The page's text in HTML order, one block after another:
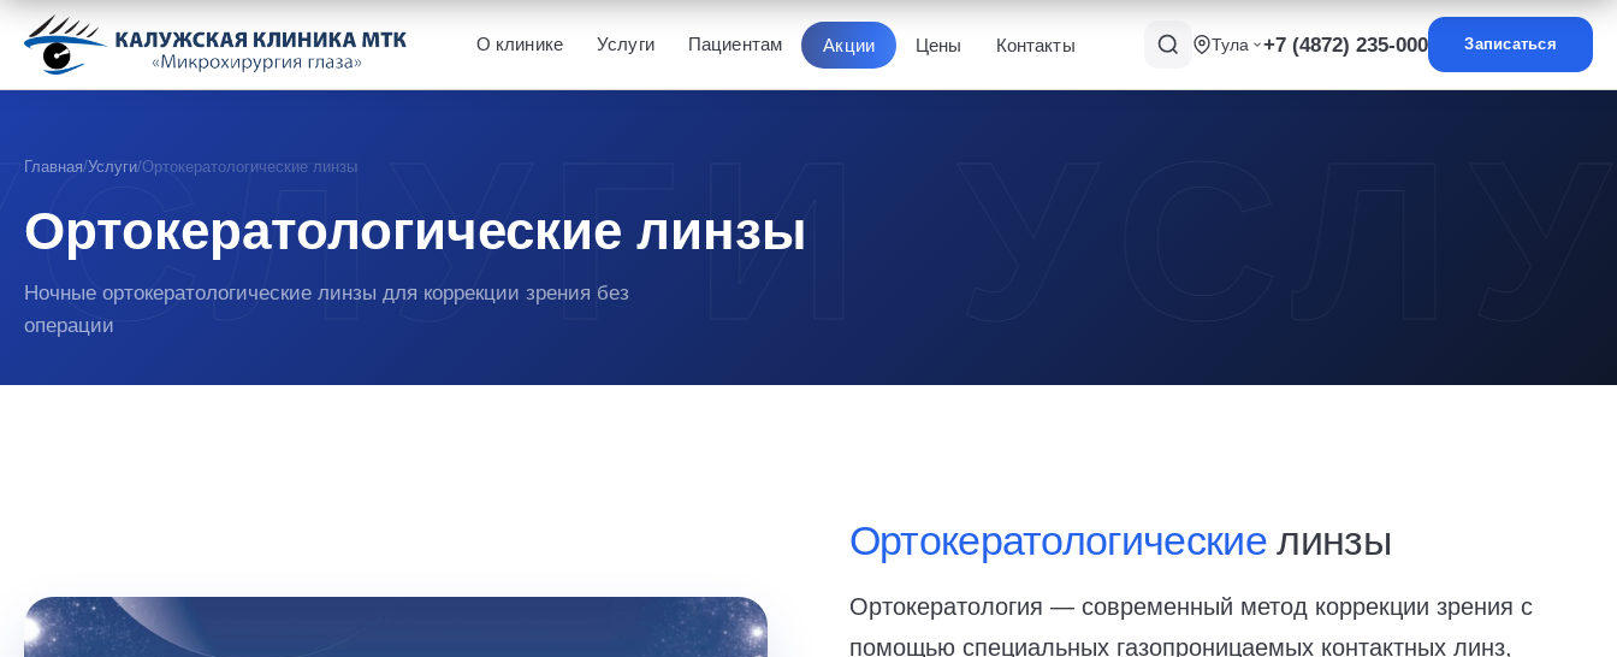
О клинике Услуги Пациентам Акции Цены Контакты Тула +7 (4872) 235-000 Записаться
Главная/Услуги/Ортокератологические линзы
Ортокератологические линзы
Ночные ортокератологические линзы для коррекции зрения без
операции
Ортокератологические линзы
Ортокератология — современный метод коррекции зрения с
помощью специальных газопроницаемых контактных линз,